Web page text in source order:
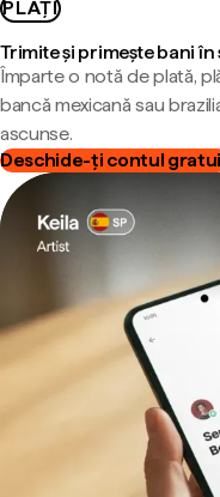
PLĂȚI
Trimite și primește bani
Împarte o notă de plată,
bancă mexicană sau
ascunse.
Deschide-ți contul